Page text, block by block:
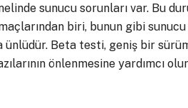
sunucu sorunları var. Bu
biri, bunun gibi
Beta testi, geniş bir
önlenmesine yardımcı